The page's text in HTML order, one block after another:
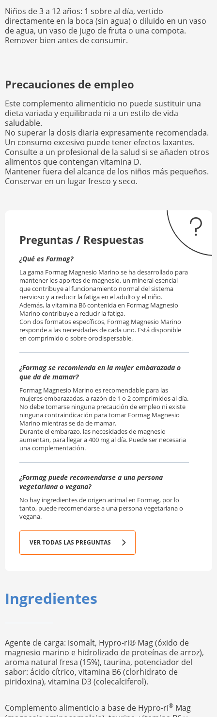
Niños de 3 a 12 años: 1 sobre al día, vertido
directamente en la boca (sin agua) o diluido en un vaso
de agua, un vaso de jugo de fruta o una compota.
Remover bien antes de consumir.
Precauciones de empleo
Este complemento alimenticio no puede sustituir una
dieta variada y equilibrada ni a un estilo de vida
saludable.
No superar la dosis diaria expresamente recomendada.
Un consumo excesivo puede tener efectos laxantes.
Consulte a un profesional de la salud si se añaden otros
alimentos que contengan vitamina D.
Mantener fuera del alcance de los niños más pequeños.
Conservar en un lugar fresco y seco.
Preguntas / Respuestas
¿Qué es Formag?
La gama Formag Magnesio Marino se ha desarrollado para
mantener los aportes de magnesio, un mineral esencial
que contribuye al funcionamiento normal del sistema
nervioso y a reducir la fatiga en el adulto y el niño.
Además, la vitamina B6 contenida en Formag Magnesio
Marino contribuye a reducir la fatiga.
Con dos formatos específicos, Formag Magnesio Marino
responde a las necesidades de cada uno. Está disponible
en comprimido o sobre orodispersable.
¿Formag se recomienda en la mujer embarazada o
que da de mamar?
Formag Magnesio Marino es recomendable para las
mujeres embarazadas, a razón de 1 o 2 comprimidos al día.
No debe tomarse ninguna precaución de empleo ni existe
ninguna contraindicación para tomar Formag Magnesio
Marino mientras se da de mamar.
Durante el embarazo, las necesidades de magnesio
aumentan, para llegar a 400 mg al día. Puede ser necesaria
una complementación.
¿Formag puede recomendarse a una persona
vegetariana o vegana?
No hay ingredientes de origen animal en Formag, por lo
tanto, puede recomendarse a una persona vegetariana o
vegana.
VER TODAS LAS PREGUNTAS
Ingredientes
Agente de carga: isomalt, Hypro-ri® Mag (óxido de
magnesio marino e hidrolizado de proteínas de arroz),
aroma natural fresa (15%), taurina, potenciador del
sabor: ácido cítrico, vitamina B6 (clorhidrato de
piridoxina), vitamina D3 (colecalciferol).
Complemento alimenticio a base de Hypro-ri® Mag